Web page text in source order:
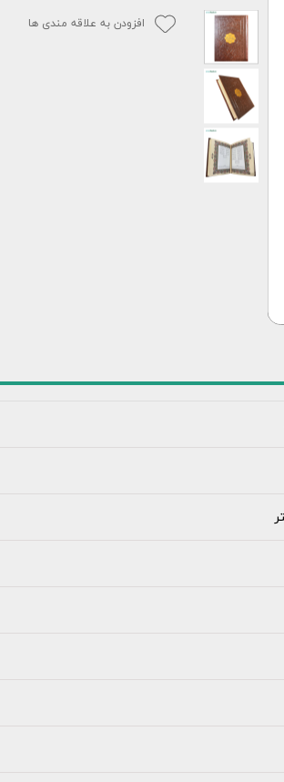
افزودن به علاقه مندی ها